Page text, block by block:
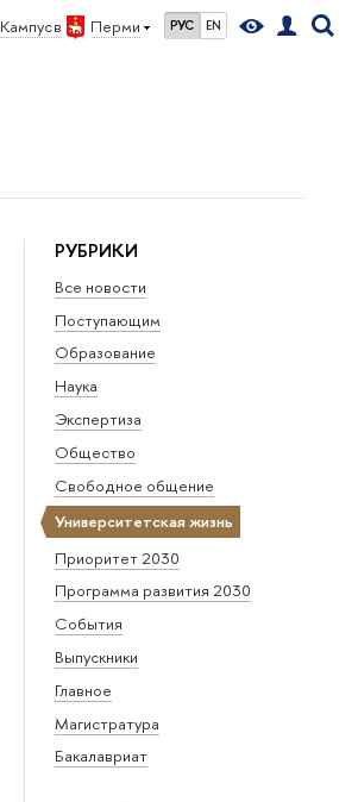
Кампус в Перми РУС EN
РУБРИКИ
Все новости
Поступающим
Образование
Наука
Экспертиза
Общество
Свободное общение
Университетская жизнь
Приоритет 2030
Программа развития 2030
События
Выпускники
Главное
Магистратура
Бакалавриат